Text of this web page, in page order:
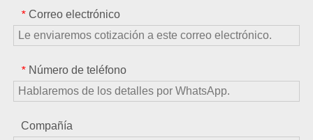
* Correo electrónico
* Número de teléfono
Compañía